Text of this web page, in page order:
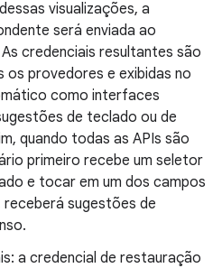
visualizações, a
será enviada ao
credenciais resultantes são
os provedores e exibidas no
como interfaces
de teclado ou de
quando todas as APIs são
primeiro recebe um seletor
e tocar em um dos campos
receberá sugestões de
a credencial de restauração